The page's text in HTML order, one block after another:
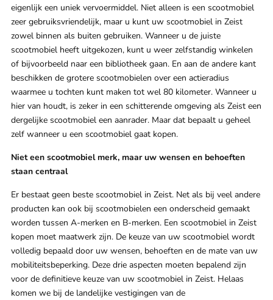
eigenlijk een uniek vervoermiddel. Niet alleen is een scootmobiel
zeer gebruiksvriendelijk, maar u kunt uw scootmobiel in Zeist
zowel binnen als buiten gebruiken. Wanneer u de juiste
scootmobiel heeft uitgekozen, kunt u weer zelfstandig winkelen
of bijvoorbeeld naar een bibliotheek gaan. En aan de andere kant
beschikken de grotere scootmobielen over een actieradius
waarmee u tochten kunt maken tot wel 80 kilometer. Wanneer u
hier van houdt, is zeker in een schitterende omgeving als Zeist een
dergelijke scootmobiel een aanrader. Maar dat bepaalt u geheel
zelf wanneer u een scootmobiel gaat kopen.
Niet een scootmobiel merk, maar uw wensen en behoeften
staan centraal
Er bestaat geen beste scootmobiel in Zeist. Net als bij veel andere
producten kan ook bij scootmobielen een onderscheid gemaakt
worden tussen A-merken en B-merken. Een scootmobiel in Zeist
kopen moet maatwerk zijn. De keuze van uw scootmobiel wordt
volledig bepaald door uw wensen, behoeften en de mate van uw
mobiliteitsbeperking. Deze drie aspecten moeten bepalend zijn
voor de definitieve keuze van uw scootmobiel in Zeist. Helaas
komen we bij de landelijke vestigingen van de